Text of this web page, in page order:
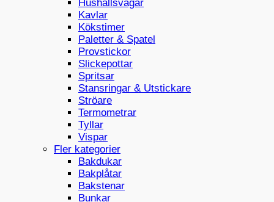
Hushållsvågar
Kavlar
Kökstimer
Paletter & Spatel
Provstickor
Slickepottar
Spritsar
Stansringar & Utstickare
Ströare
Termometrar
Tyllar
Vispar
Fler kategorier
Bakdukar
Bakplåtar
Bakstenar
Bunkar